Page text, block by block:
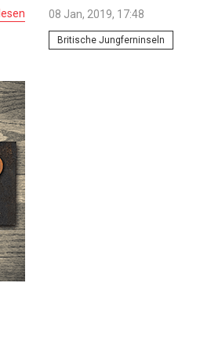
08 Jan, 2019, 17:48
Britische Jungferninseln